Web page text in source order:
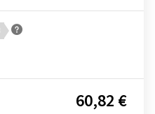
60,82 €